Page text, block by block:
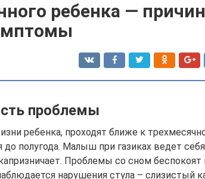
ребенка —
проблемы
ребенка, проходят ближе к
полугода. Малыш при газиках ведет себя
Проблемы со сном беспокоят
нарушения стула – слизистый